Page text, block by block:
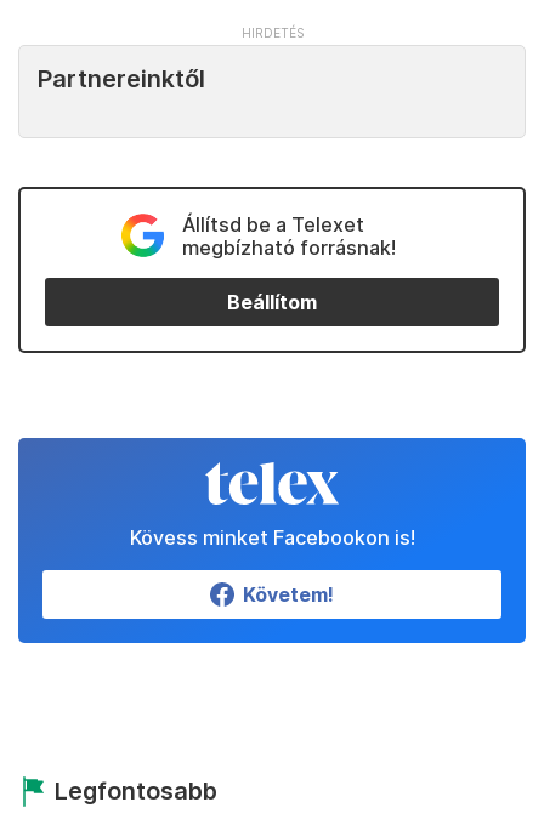
Partnereinktől
Állítsd be a Telexet
megbízható forrásnak!
Beállítom
Kövess minket Facebookon is!
Követem!
Legfontosabb